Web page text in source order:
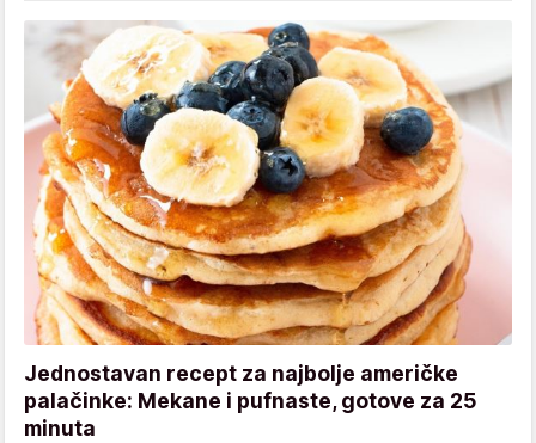
Jednostavan recept za najbolje američke
palačinke: Mekane i pufnaste, gotove za 25
minuta